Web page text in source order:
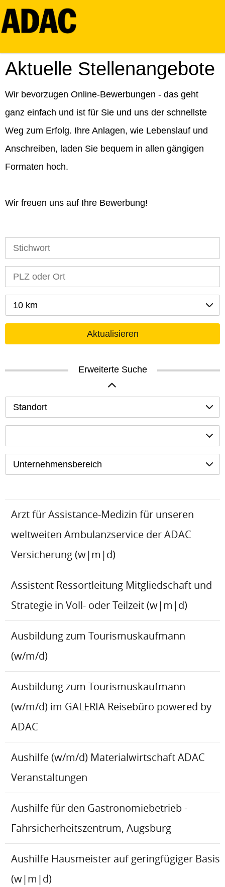
Aktuelle Stellenangebote
Wir bevorzugen Online-Bewerbungen - das geht
ganz einfach und ist für Sie und uns der schnellste
Weg zum Erfolg. Ihre Anlagen, wie Lebenslauf und
Anschreiben, laden Sie bequem in allen gängigen
Formaten hoch.
Wir freuen uns auf Ihre Bewerbung!
10 km
Aktualisieren
Erweiterte Suche
Standort
Unternehmensbereich
Arzt für Assistance-Medizin für unseren
weltweiten Ambulanzservice der ADAC
Versicherung (w|m|d)
Assistent Ressortleitung Mitgliedschaft und
Strategie in Voll- oder Teilzeit (w|m|d)
Ausbildung zum Tourismuskaufmann
(w/m/d)
Ausbildung zum Tourismuskaufmann
(w/m/d) im GALERIA Reisebüro powered by
ADAC
Aushilfe (w/m/d) Materialwirtschaft ADAC
Veranstaltungen
Aushilfe für den Gastronomiebetrieb -
Fahrsicherheitszentrum, Augsburg
Aushilfe Hausmeister auf geringfügiger Basis
(w|m|d)